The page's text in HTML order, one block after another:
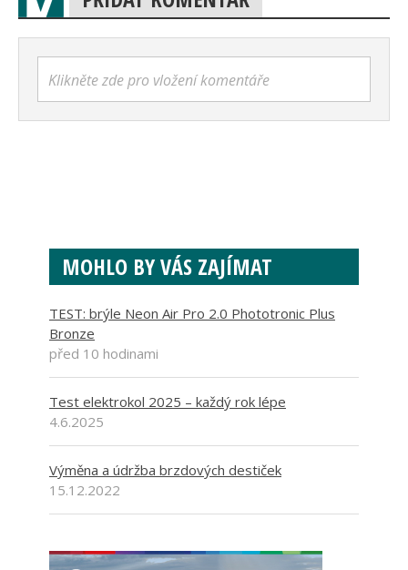
Klikněte zde pro vložení komentáře
MOHLO BY VÁS ZAJÍMAT
TEST: brýle Neon Air Pro 2.0 Phototronic Plus
Bronze
před 10 hodinami
Test elektrokol 2025 – každý rok lépe
4.6.2025
Výměna a údržba brzdových destiček
15.12.2022